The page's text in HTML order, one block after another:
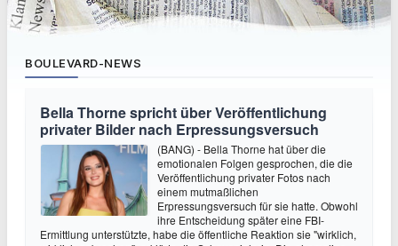
BOULEVARD-NEWS
Bella Thorne spricht über Veröffentlichung
privater Bilder nach Erpressungsversuch
(BANG) - Bella Thorne hat über die
emotionalen Folgen gesprochen, die die
Veröffentlichung privater Fotos nach
einem mutmaßlichen
Erpressungsversuch für sie hatte. Obwohl
ihre Entscheidung später eine FBI-
Ermittlung unterstützte, habe die öffentliche Reaktion sie "wirklich,